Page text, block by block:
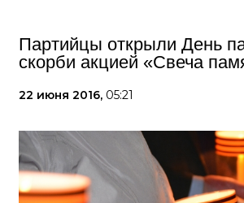
Партийцы открыли День
скорби акцией «Свеча
22 июня 2016, 05:21